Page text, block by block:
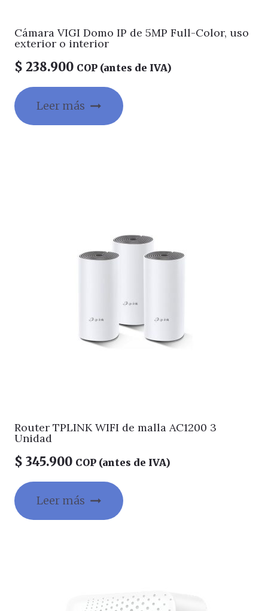
Cámara VIGI Domo IP de 5MP Full-Color, uso
exterior o interior
$ 238.900 COP (antes de IVA)
Leer más
Router TPLINK WIFI de malla AC1200 3
Unidad
$ 345.900 COP (antes de IVA)
Leer más